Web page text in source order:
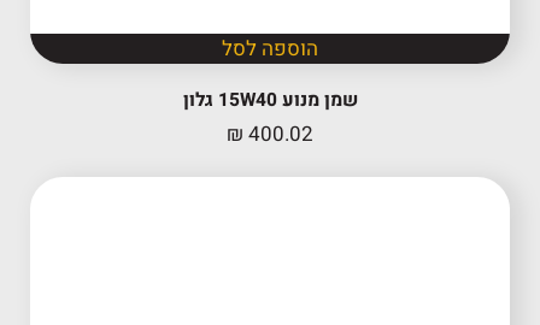
הוספה לסל
שמן מנוע 15W40 גלון
₪ 400.02